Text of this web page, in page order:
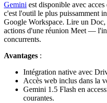
Gemini est disponible avec
c'est l'outil le plus puissamment
Google Workspace. Lire un
actions d'une réunion Meet —
concurrents.
Avantages :
Intégration native avec
Accès web inclus dans la
Gemini 1.5 Flash en
courantes.